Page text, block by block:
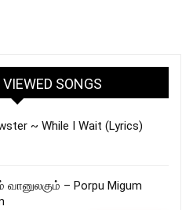
SONGS
~ While I Wait (Lyrics)
வானுலகும் – Porpu Migum